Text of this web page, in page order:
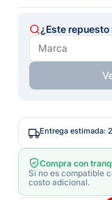
¿Este
Entrega estimada:
Compra con
Si no es compatible
costo adicional.